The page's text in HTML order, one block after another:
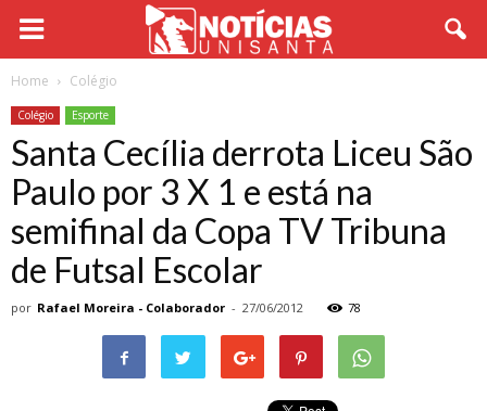
Home Colégio
Colégio Esporte
Santa Cecília derrota Liceu São
Paulo por 3 X 1 e está na
semifinal da Copa TV Tribuna
de Futsal Escolar
por Rafael Moreira - Colaborador - 27/06/2012 78